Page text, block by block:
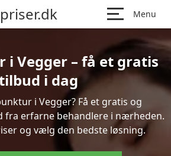
Menu
Vegger – få et gratis
i dag
i Vegger? Få et gratis og
fra erfarne behandlere i nærheden.
og vælg den bedste løsning.